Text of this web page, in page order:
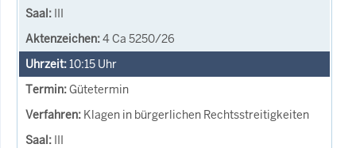
III
4 Ca 5250/26
10:15 Uhr
Gütetermin
Klagen in bürgerlichen Rechtsstreitigkeiten
III